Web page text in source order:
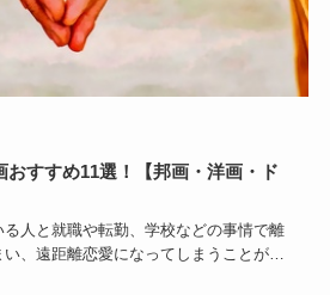
おすすめ11選！【邦画・洋画・ド
人と就職や転勤、学校などの事情で離
、遠距離恋愛になってしまうことがあ